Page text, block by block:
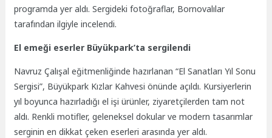
programda yer aldı. Sergideki fotoğraflar, Bornovalılar
tarafından ilgiyle incelendi.
El emeği eserler Büyükpark’ta sergilendi
Navruz Çalışal eğitmenliğinde hazırlanan “El Sanatları Yıl Sonu
Sergisi”, Büyükpark Kızlar Kahvesi önünde açıldı. Kursiyerlerin
yıl boyunca hazırladığı el işi ürünler, ziyaretçilerden tam not
aldı. Renkli motifler, geleneksel dokular ve modern tasarımlar
serginin en dikkat çeken eserleri arasında yer aldı.